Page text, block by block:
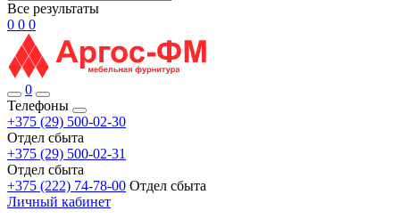
Все результаты
0 0 0
0
Телефоны
+375 (29) 500-02-30
Отдел сбыта
+375 (29) 500-02-31
Отдел сбыта
+375 (222) 74-78-00 Отдел сбыта
Личный кабинет